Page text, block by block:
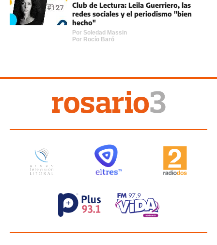
Club de Lectura: Leila Guerriero, las
redes sociales y el periodismo "bien
hecho"
Por Soledad Massin
Por Rocí­o Baró